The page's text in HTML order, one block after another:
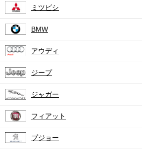
ミツビシ
BMW
アウディ
ジープ
ジャガー
フィアット
プジョー